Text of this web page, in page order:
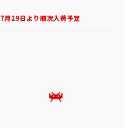
7月29日より順次入荷予定